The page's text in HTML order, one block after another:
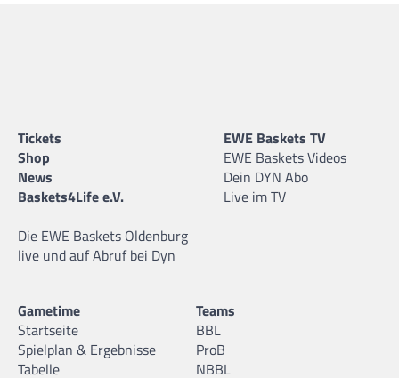
Tickets
Shop
News
Baskets4Life e.V.
Die EWE Baskets Oldenburg
live und auf Abruf bei Dyn
EWE Baskets TV
EWE Baskets Videos
Dein DYN Abo
Live im TV
Gametime
Startseite
Spielplan & Ergebnisse
Tabelle
Teams
BBL
ProB
NBBL